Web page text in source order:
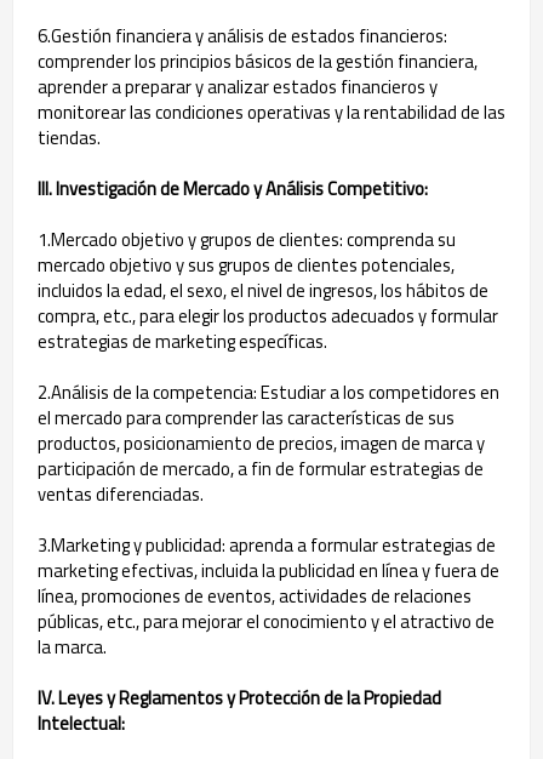
6.Gestión financiera y análisis de estados financieros:
comprender los principios básicos de la gestión financiera,
aprender a preparar y analizar estados financieros y
monitorear las condiciones operativas y la rentabilidad de las
tiendas.
III. Investigación de Mercado y Análisis Competitivo:
1.Mercado objetivo y grupos de clientes: comprenda su
mercado objetivo y sus grupos de clientes potenciales,
incluidos la edad, el sexo, el nivel de ingresos, los hábitos de
compra, etc., para elegir los productos adecuados y formular
estrategias de marketing específicas.
2.Análisis de la competencia: Estudiar a los competidores en
el mercado para comprender las características de sus
productos, posicionamiento de precios, imagen de marca y
participación de mercado, a fin de formular estrategias de
ventas diferenciadas.
3.Marketing y publicidad: aprenda a formular estrategias de
marketing efectivas, incluida la publicidad en línea y fuera de
línea, promociones de eventos, actividades de relaciones
públicas, etc., para mejorar el conocimiento y el atractivo de
la marca.
IV. Leyes y Reglamentos y Protección de la Propiedad
Intelectual: